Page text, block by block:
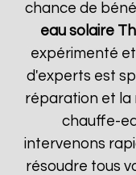
chance de
eau solaire
expérimenté
d'experts est
réparation et la
chauffe-
intervenons
résoudre tous